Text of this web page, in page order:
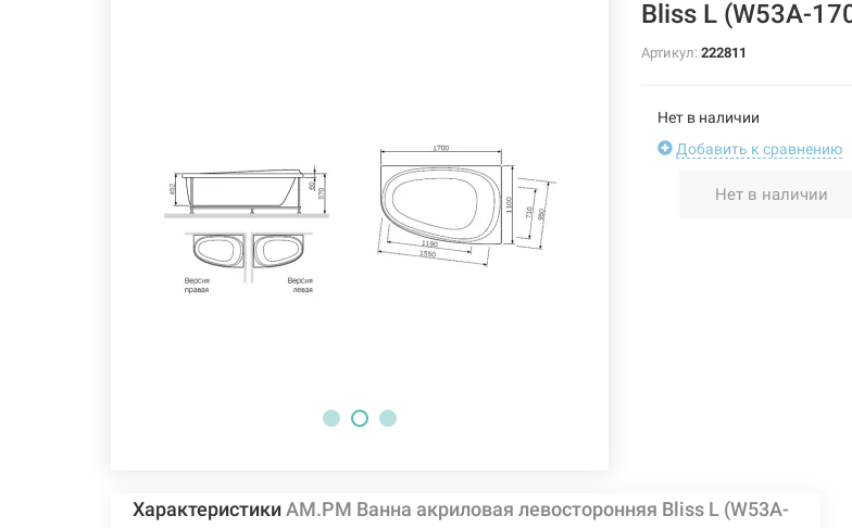
Bliss L (W53A-
Артикул: 222811
Нет в наличии
Добавить к сравнению
Нет в наличии
ХарактеристикиAM.PM Ванна акриловая левосторонняя Bliss L (W53A-